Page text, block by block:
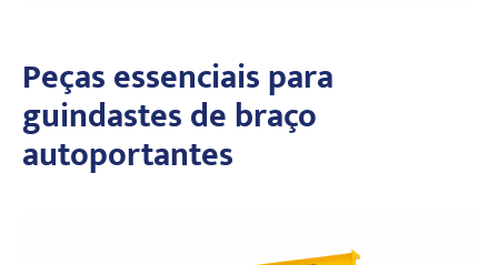
Peças essenciais para
guindastes de braço
autoportantes